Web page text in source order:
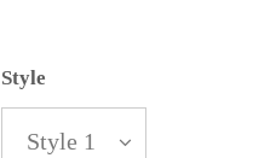
Style